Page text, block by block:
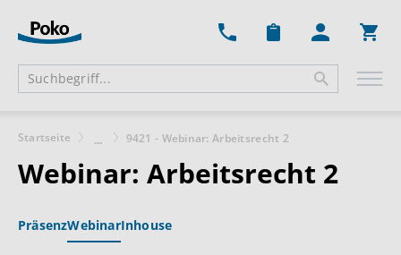
Startseite ... 9421 - Webinar: Arbeitsrecht 2
Webinar: Arbeitsrecht 2
PräsenzWebinarInhouse